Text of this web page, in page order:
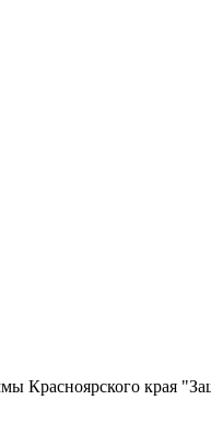
Красноярского края